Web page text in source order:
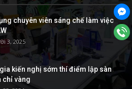
chuyên viên sáng chế làm việc
3, 2025
kiến nghị sớm thí điểm lập sàn
chỉ vàng